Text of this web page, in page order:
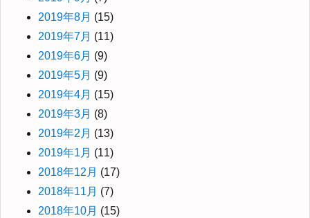
2019年8月 (15)
2019年7月 (11)
2019年6月 (9)
2019年5月 (9)
2019年4月 (15)
2019年3月 (8)
2019年2月 (13)
2019年1月 (11)
2018年12月 (17)
2018年11月 (7)
2018年10月 (15)